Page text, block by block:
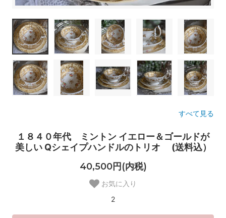
すべて見る
１８４０年代 ミントン イエロー＆ゴールドが
美しい Qシェイプハンドルのトリオ (送料込）
40,500円(内税)
お気に入り
2